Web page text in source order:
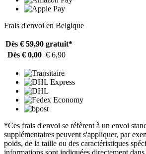
Frais d'envoi en Belgique
Dès € 59,90 gratuit*
Dès € 0,00 € 6,90
*Ces frais d'envoi se réfèrent à un envoi
supplémentaires peuvent s'appliquer, par
poids, de la taille ou des caractéristiques
informations sont indiquées directement